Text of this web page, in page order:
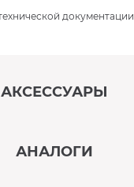
документации
АКСЕССУАРЫ
АНАЛОГИ